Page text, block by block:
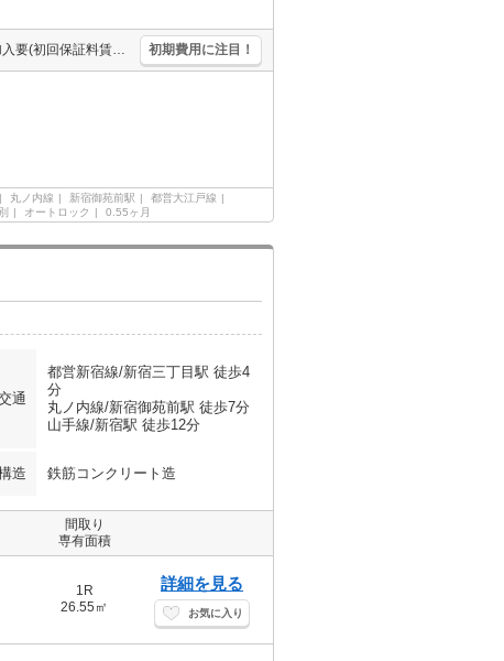
宅配ボックスあり。エントランスオートロック。角部屋。保証会社加入要(初回保証料賃料の50%、引落手数料400円)。保証会社更新料10,000円/1年毎。更新手数料10,000円。 初期費用に注目！
丸ノ内線 新宿御苑前駅
都営大江戸線
オートロック 0.55ヶ月
通
都営新宿線/新宿三丁目駅 徒歩4
分
丸ノ内線/新宿御苑前駅 徒歩7分
山手線/新宿駅 徒歩12分
造 鉄筋コンクリート造
間取り
専有面積
1R
26.55㎡
詳細を見る
お気に入り